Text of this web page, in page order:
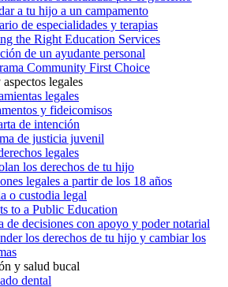
a tu hijo a un campamento
de especialidades y terapias
the Right Education Services
de un ayudante personal
Community First Choice
legales
legales
y fideicomisos
de intención
de justicia juvenil
legales
los derechos de tu hijo
legales a partir de los 18 años
o custodia legal
to a Public Education
de decisiones con apoyo y poder notarial
los derechos de tu hijo y cambiar los
y salud bucal
dental